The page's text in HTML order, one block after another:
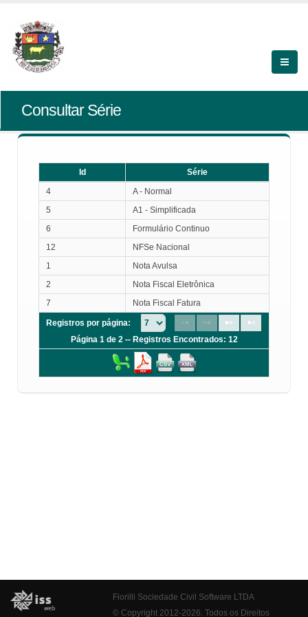
Consultar Série
Id
Série
4
A - Normal
5
A1 - Simplificada
6
Formulário Continuo
12
NFSe Nacional
1
Nota Avulsa
2
Nota Fiscal Eletrônica
7
Nota Fiscal Fatura
Registros por página:
Página 1 de 2 -- Registros Encontrados: 12
Fiorilli Sociedade Civil Software LTDA
© Copyright 2012-2026. Todos os Direitos